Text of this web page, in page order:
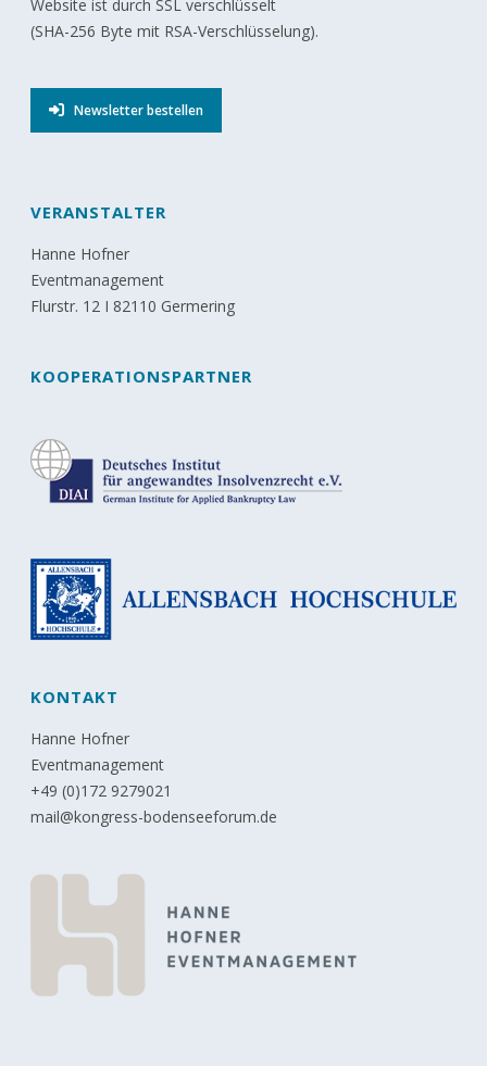
Website ist durch SSL verschlüsselt
(SHA-256 Byte mit RSA-Verschlüsselung).
Newsletter bestellen
VERANSTALTER
Hanne Hofner
Eventmanagement
Flurstr. 12 I 82110 Germering
KOOPERATIONSPARTNER
KONTAKT
Hanne Hofner
Eventmanagement
+49 (0)172 9279021
mail@kongress-bodenseeforum.de